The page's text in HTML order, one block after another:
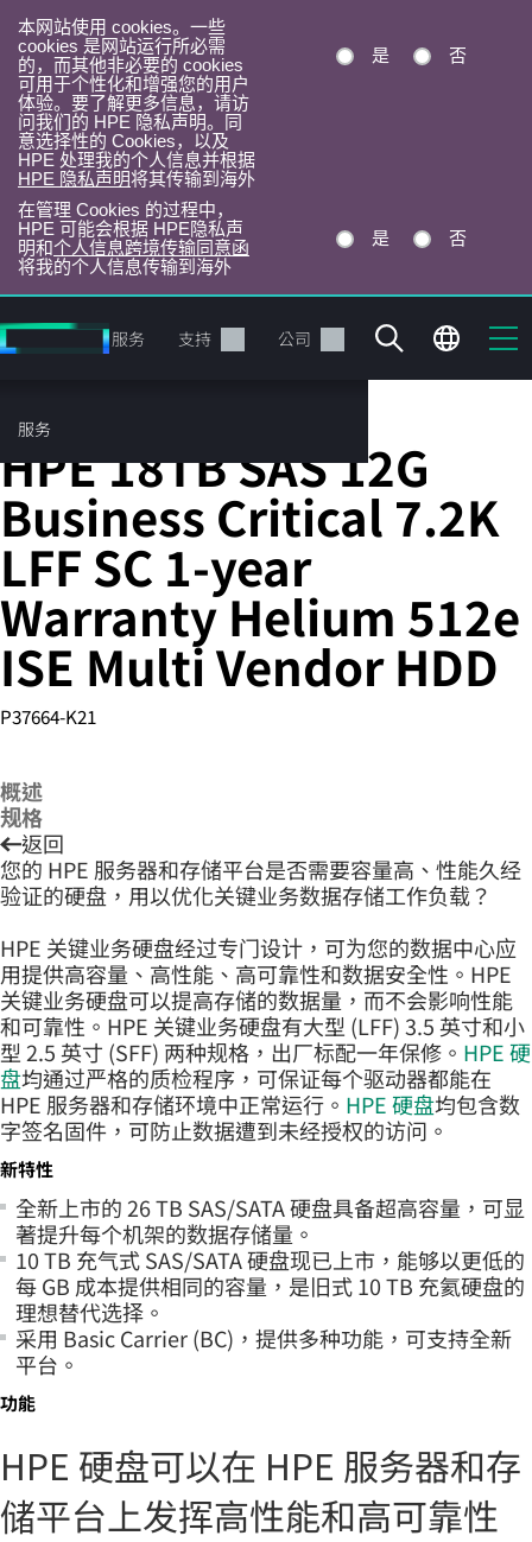
本网站使用 cookies。一些
cookies 是网站运行所必需
的，而其他非必要的 cookies
可用于个性化和增强您的用户
体验。要了解更多信息，请访
问我们的 HPE 隐私声明。同
意选择性的 Cookies，以及
HPE 处理我的个人信息并根据
HPE 隐私声明将其传输到海外
是 否
在管理 Cookies 的过程中，
HPE 可能会根据 HPE隐私声
明和个人信息跨境传输同意函
将我的个人信息传输到海外
是 否
转
到
目
录
服务 支持 公司
服务
您的购物车目前是空的
前往 HPE 商店浏览、配置和订购。
服务器硬盘
HPE 18TB SAS 12G
Business Critical 7.2K
LFF SC 1-year
Warranty Helium 512e
ISE Multi Vendor HDD
P37664-K21
概述
规格
返回
您的 HPE 服务器和存储平台是否需要容量高、性能久经
验证的硬盘，用以优化关键业务数据存储工作负载？
HPE 关键业务硬盘经过专门设计，可为您的数据中心应
用提供高容量、高性能、高可靠性和数据安全性。HPE
关键业务硬盘可以提高存储的数据量，而不会影响性能
和可靠性。HPE 关键业务硬盘有大型 (LFF) 3.5 英寸和小
型 2.5 英寸 (SFF) 两种规格，出厂标配一年保修。 HPE 硬
盘均通过严格的质检程序，可保证每个驱动器都能在
HPE 服务器和存储环境中正常运行。 HPE 硬盘均包含数
字签名固件，可防止数据遭到未经授权的访问。
新特性
全新上市的 26 TB SAS/SATA 硬盘具备超高容量，可显
著提升每个机架的数据存储量。
10 TB 充气式 SAS/SATA 硬盘现已上市，能够以更低的
每 GB 成本提供相同的容量，是旧式 10 TB 充氦硬盘的
理想替代选择。
采用 Basic Carrier (BC)，提供多种功能，可支持全新
平台。
功能
HPE 硬盘可以在 HPE 服务器和存
储平台上发挥高性能和高可靠性